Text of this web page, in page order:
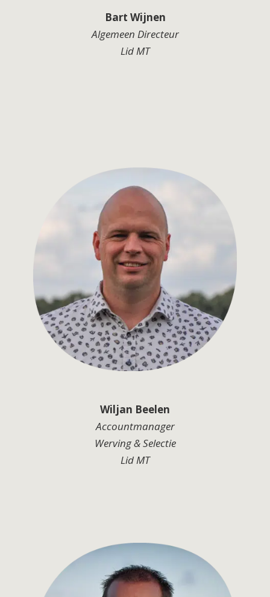
Bart Wijnen
Algemeen Directeur
Lid MT
Wiljan Beelen
Accountmanager
Werving & Selectie
Lid MT